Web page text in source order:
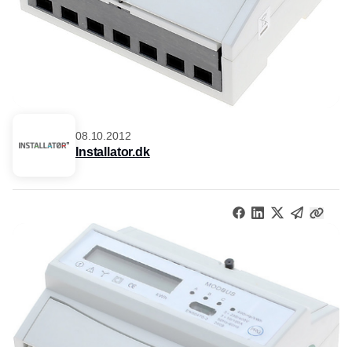
08.10.2012
Installator.dk